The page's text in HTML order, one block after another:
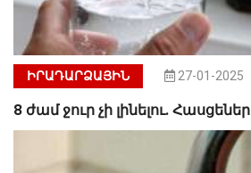
ԻՐԱԴԱՐՁԱՅԻՆ 27-01-2025
8 ժամ ջուր չի լինելու. Հասցեներ